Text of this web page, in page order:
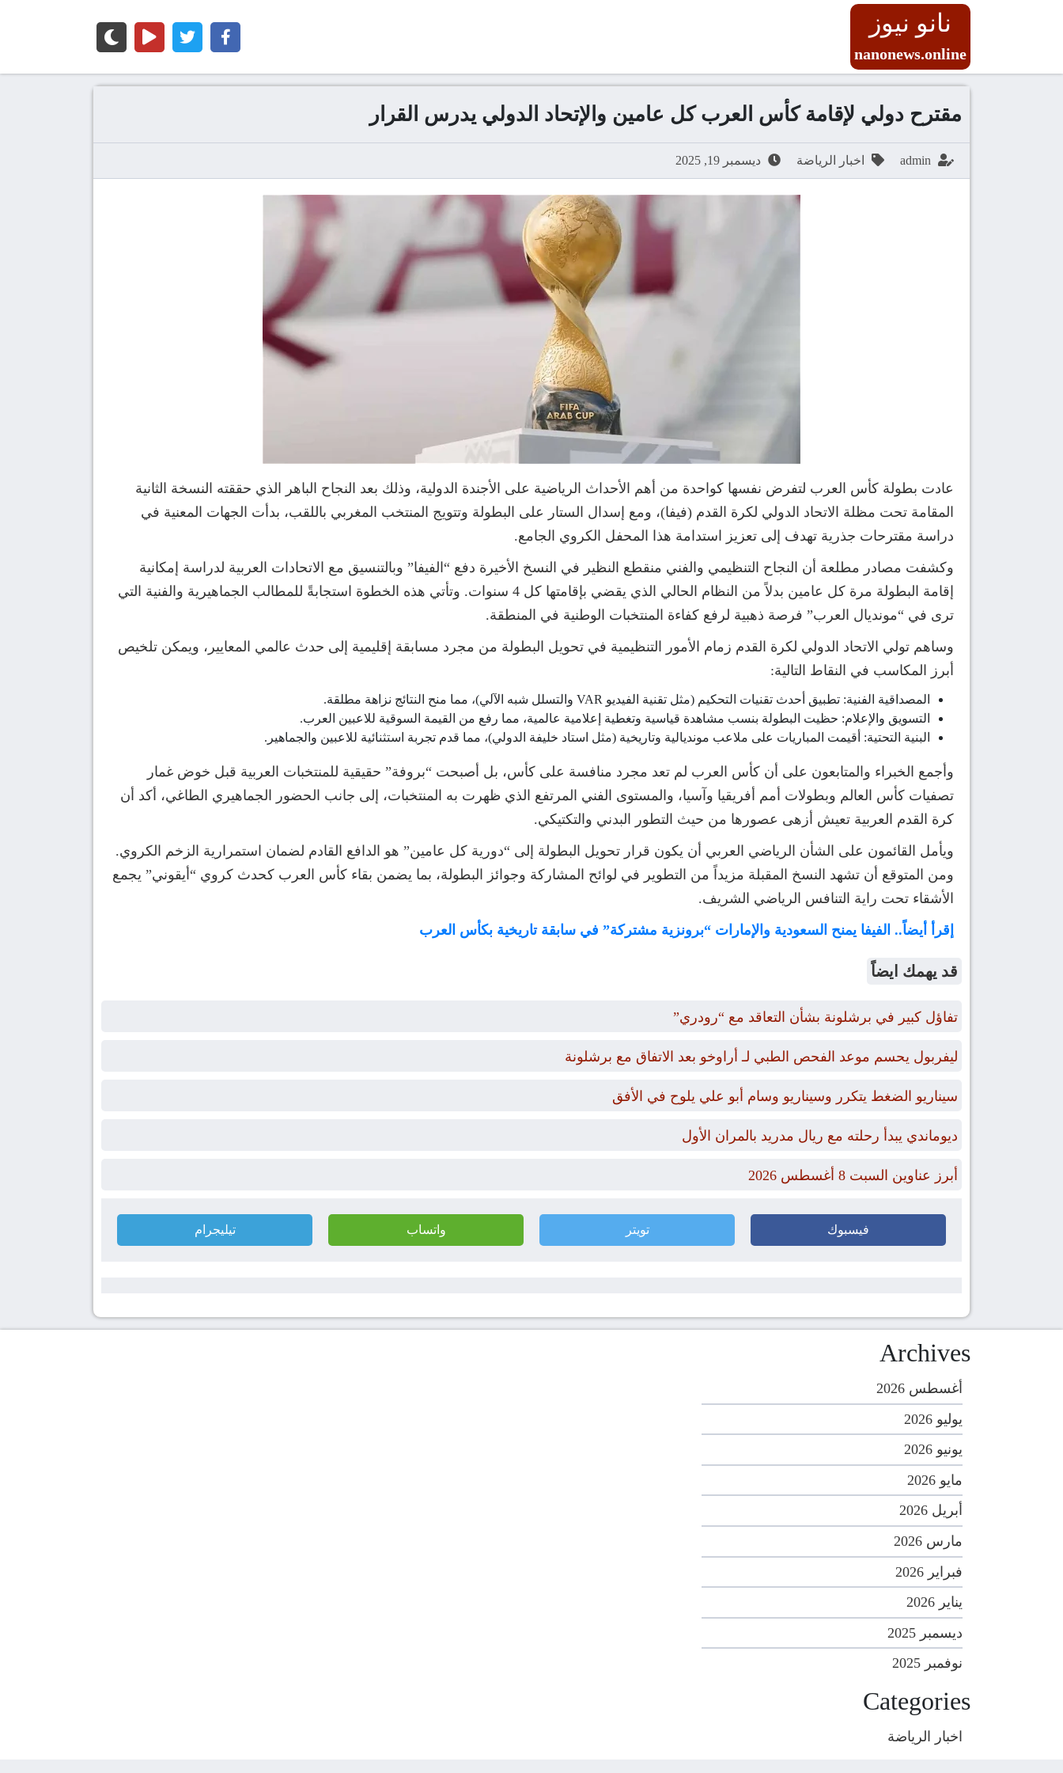
نانو نيوز
nanonews.online
مقترح دولي لإقامة كأس العرب كل عامين والإتحاد الدولي يدرس القرار
admin اخبار الرياضة ديسمبر 19, 2025
عادت بطولة كأس العرب لتفرض نفسها كواحدة من أهم الأحداث الرياضية على الأجندة الدولية، وذلك بعد النجاح الباهر الذي حققته النسخة الثانية
المقامة تحت مظلة الاتحاد الدولي لكرة القدم (فيفا)، ومع إسدال الستار على البطولة وتتويج المنتخب المغربي باللقب، بدأت الجهات المعنية في
دراسة مقترحات جذرية تهدف إلى تعزيز استدامة هذا المحفل الكروي الجامع.
وكشفت مصادر مطلعة أن النجاح التنظيمي والفني منقطع النظير في النسخ الأخيرة دفع “الفيفا” وبالتنسيق مع الاتحادات العربية لدراسة إمكانية
إقامة البطولة مرة كل عامين بدلاً من النظام الحالي الذي يقضي بإقامتها كل 4 سنوات. وتأتي هذه الخطوة استجابةً للمطالب الجماهيرية والفنية التي
ترى في “مونديال العرب” فرصة ذهبية لرفع كفاءة المنتخبات الوطنية في المنطقة.
وساهم تولي الاتحاد الدولي لكرة القدم زمام الأمور التنظيمية في تحويل البطولة من مجرد مسابقة إقليمية إلى حدث عالمي المعايير، ويمكن تلخيص
أبرز المكاسب في النقاط التالية:
المصداقية الفنية: تطبيق أحدث تقنيات التحكيم (مثل تقنية الفيديو VAR والتسلل شبه الآلي)، مما منح النتائج نزاهة مطلقة.
التسويق والإعلام: حظيت البطولة بنسب مشاهدة قياسية وتغطية إعلامية عالمية، مما رفع من القيمة السوقية للاعبين العرب.
البنية التحتية: أقيمت المباريات على ملاعب مونديالية وتاريخية (مثل استاد خليفة الدولي)، مما قدم تجربة استثنائية للاعبين والجماهير.
وأجمع الخبراء والمتابعون على أن كأس العرب لم تعد مجرد منافسة على كأس، بل أصبحت “بروفة” حقيقية للمنتخبات العربية قبل خوض غمار
تصفيات كأس العالم وبطولات أمم أفريقيا وآسيا، والمستوى الفني المرتفع الذي ظهرت به المنتخبات، إلى جانب الحضور الجماهيري الطاغي، أكد أن
كرة القدم العربية تعيش أزهى عصورها من حيث التطور البدني والتكتيكي.
ويأمل القائمون على الشأن الرياضي العربي أن يكون قرار تحويل البطولة إلى “دورية كل عامين” هو الدافع القادم لضمان استمرارية الزخم الكروي.
ومن المتوقع أن تشهد النسخ المقبلة مزيداً من التطوير في لوائح المشاركة وجوائز البطولة، بما يضمن بقاء كأس العرب كحدث كروي “أيقوني” يجمع
الأشقاء تحت راية التنافس الرياضي الشريف.
إقرأ أيضاً.. الفيفا يمنح السعودية والإمارات “برونزية مشتركة” في سابقة تاريخية بكأس العرب
قد يهمك ايضاً
تفاؤل كبير في برشلونة بشأن التعاقد مع “رودري”
ليفربول يحسم موعد الفحص الطبي لـ أراوخو بعد الاتفاق مع برشلونة
سيناريو الضغط يتكرر وسيناريو وسام أبو علي يلوح في الأفق
ديوماندي يبدأ رحلته مع ريال مدريد بالمران الأول
أبرز عناوين السبت 8 أغسطس 2026
فيسبوك تويتر واتساب تيليجرام
Archives
أغسطس 2026
يوليو 2026
يونيو 2026
مايو 2026
أبريل 2026
مارس 2026
فبراير 2026
يناير 2026
ديسمبر 2025
نوفمبر 2025
Categories
اخبار الرياضة